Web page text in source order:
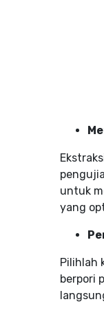
untuk
yang
Pilihlah
berpori